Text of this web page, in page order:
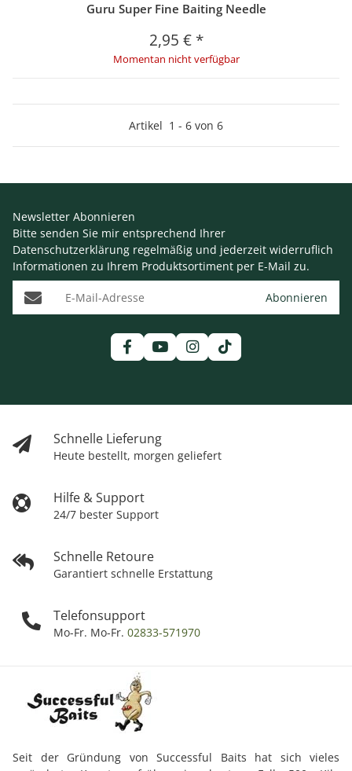
Guru Super Fine Baiting Needle
2,95 € *
Momentan nicht verfügbar
Artikel 1 - 6 von 6
Schnelle Lieferung
Heute bestellt, morgen geliefert
Hilfe & Support
24/7 bester Support
Schnelle Retoure
Garantiert schnelle Erstattung
Telefonsupport
Mo-Fr. Mo-Fr. 02833-571970
Newsletter Abonnieren
Bitte senden Sie mir entsprechend Ihrer
Datenschutzerklärung regelmäßig und jederzeit widerruflich
Informationen zu Ihrem Produktsortiment per E-Mail zu.
E-Mail-Adresse Abonnieren
Seit der Gründung von Successful Baits hat sich vieles